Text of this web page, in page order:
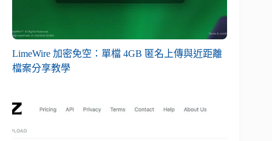
LimeWire 加密免空：單檔 4GB 匿名上傳與近距離
檔案分享教學